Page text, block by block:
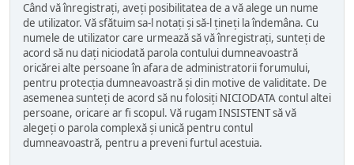
Când vă înregistrați, aveți posibilitatea de a vă alege un nume
de utilizator. Vă sfătuim sa-l notați și să-l țineți la îndemâna. Cu
numele de utilizator care urmează să vă înregistrați, sunteți de
acord să nu dați niciodată parola contului dumneavoastră
oricărei alte persoane în afara de administratorii forumului,
pentru protecția dumneavoastră și din motive de validitate. De
asemenea sunteți de acord să nu folosiți NICIODATA contul altei
persoane, oricare ar fi scopul. Vă rugam INSISTENT să vă
alegeți o parola complexă și unică pentru contul
dumneavoastră, pentru a preveni furtul acestuia.